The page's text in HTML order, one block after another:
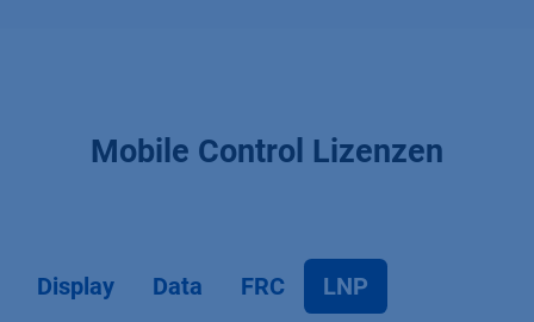
Mobile Control Lizenzen
Display Data FRC LNP